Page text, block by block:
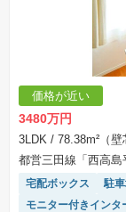
価格が近い
3480万円
3LDK / 78.38m²（壁
都営三田線「西高島
宅配ボックス 駐
モニター付きインタ